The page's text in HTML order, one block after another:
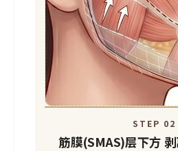
STEP 02
筋膜(SMAS)层下方